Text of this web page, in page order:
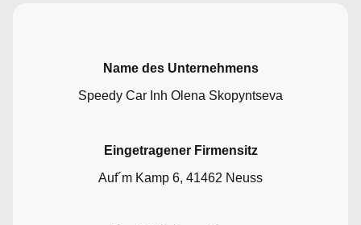
Name des Unternehmens
Speedy Car Inh Olena Skopyntseva
Eingetragener Firmensitz
Auf´m Kamp 6, 41462 Neuss